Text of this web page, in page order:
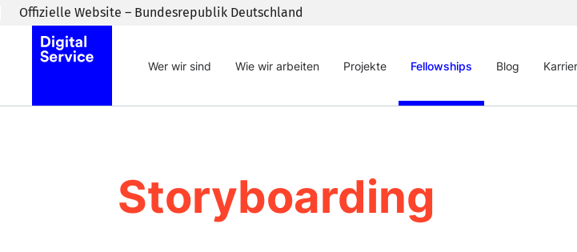
Zum Inhaltsbereich wechseln
Offizielle Website – Bundesrepublik Deutschland
Wer wir sind Wie wir arbeiten Projekte Fellowships Blog
Storyboarding